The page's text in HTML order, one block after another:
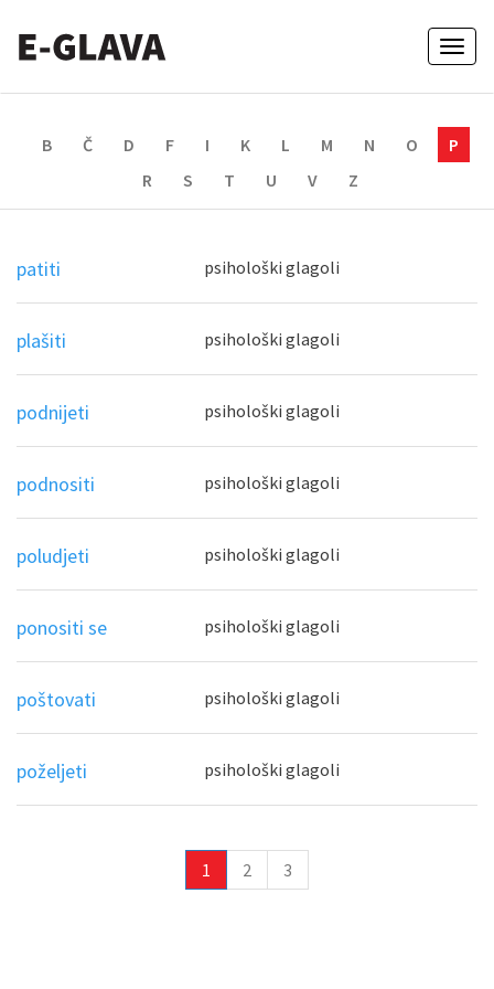
B Č D F I K L M N O
P
R
S T U V Z
patiti psihološki glagoli
plašiti psihološki glagoli
podnijeti psihološki glagoli
podnositi psihološki glagoli
poludjeti psihološki glagoli
ponositi se psihološki glagoli
poštovati psihološki glagoli
poželjeti psihološki glagoli
1 2 3